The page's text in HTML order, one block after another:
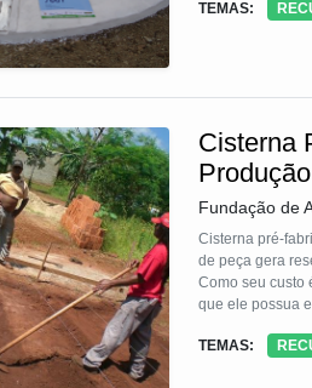
nutricional de
TEMAS:
Cisterna
Fundação de
Cisterna pré-
de peça gera
Como seu custo
que ele possua
TEMAS: